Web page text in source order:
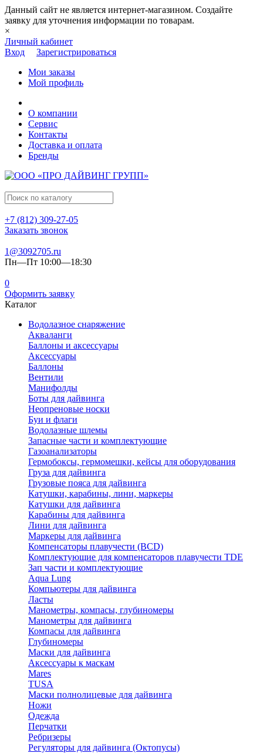
Данный сайт не является интернет-магазином. Создайте
заявку для уточнения информации по товарам.
×
Личный кабинет
Вход
Зарегистрироваться
Мои заказы
Мой профиль
О компании
Сервис
Контакты
Доставка и оплата
Бренды
+7 (812) 309-27-05
Заказать звонок
1@3092705.ru
Пн—Пт 10:00—18:30
0
Оформить заявку
Каталог
Водолазное снаряжение
Акваланги
Баллоны и аксессуары
Аксессуары
Баллоны
Вентили
Манифолды
Боты для дайвинга
Неопреновые носки
Буи и флаги
Водолазные шлемы
Запасные части и комплектующие
Газоанализаторы
Гермобоксы, гермомешки, кейсы для оборудования
Груза для дайвинга
Грузовые пояса для дайвинга
Катушки, карабины, лини, маркеры
Катушки для дайвинга
Карабины для дайвинга
Лини для дайвинга
Маркеры для дайвинга
Компенсаторы плавучести (BCD)
Комплектующие для компенсаторов плавучести TDE
Зап части и комплектующие
Aqua Lung
Компьютеры для дайвинга
Ласты
Манометры, компасы, глубиномеры
Манометры для дайвинга
Компасы для дайвинга
Глубиномеры
Маски для дайвинга
Аксессуары к маскам
Mares
TUSA
Маски полнолицевые для дайвинга
Ножи
Одежда
Перчатки
Ребризеры
Регуляторы для дайвинга (Октопусы)